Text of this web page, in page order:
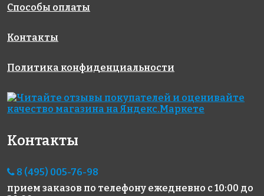
408 руб.
затирка
C.120
BLU ZAFFIRO
2100 руб. 1096 руб. 1952 руб.
Способы оплаты
Контакты
Политика конфиденциальности
Контакты
8 (495) 005-76-98
прием заказов по телефону ежедневно с 10:00 до